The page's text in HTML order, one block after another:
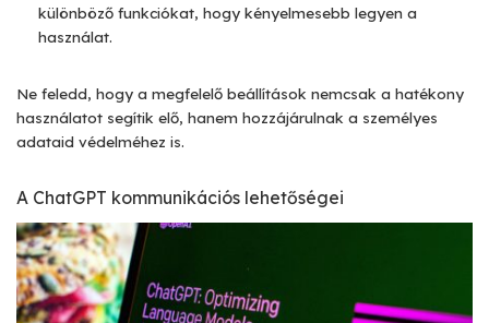
különböző funkciókat, hogy kényelmesebb legyen a
használat.
Ne feledd, hogy a megfelelő beállítások nemcsak a hatékony
használatot segítik elő, hanem hozzájárulnak a személyes
adataid védelméhez is.
A ChatGPT kommunikációs lehetőségei